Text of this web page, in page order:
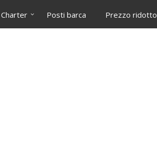
Charter Posti barca Prezzo ridotto